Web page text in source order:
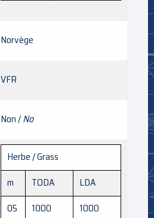
Norvège
VFR
Non /No
Herbe / Grass
m
TODA
LDA
05
1000
1000